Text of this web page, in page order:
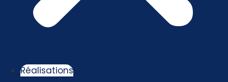
Réalisations